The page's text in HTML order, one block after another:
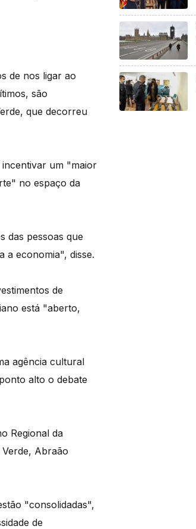
de nos ligar ao
são
que decorreu
incentivar um "maior
no espaço da
das pessoas que
a economia", disse.
de
está "aberto,
agência cultural
alto o debate
Regional da
Abraão
"consolidadas",
de